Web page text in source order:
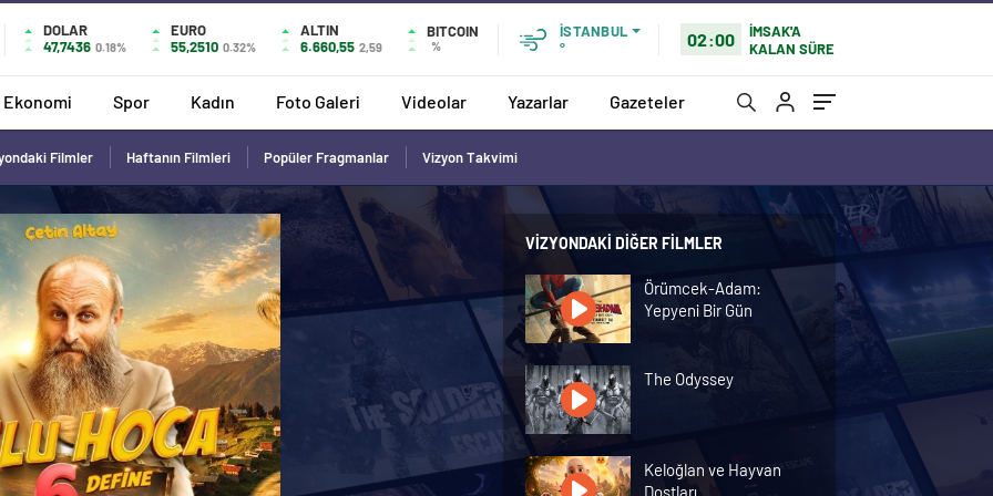
DOLAR
47,7436 0.18%
EURO
55,2510 0.32%
ALTIN
6.660,55 2,59
BITCOIN
%
İSTANBUL
°
02:00
İMSAK'A
KALAN SÜRE
Ekonomi Spor Kadın Foto Galeri Videolar Yazarlar Gazeteler
Filmler Haftanın Filmleri Popüler Fragmanlar Vizyon Takvimi
VIZYONDAKI DIĞER FILMLER
Örümcek-Adam:
Yepyeni Bir Gün
The Odyssey
Keloğlan ve Hayvan
Dostları